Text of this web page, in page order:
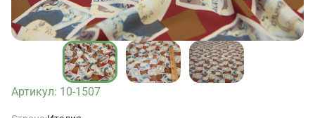
Артикул: 10-1507